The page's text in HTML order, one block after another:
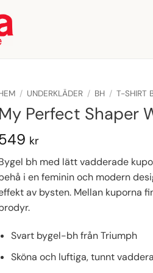
/ UNDERKLÄDER / BH / T-SHIRT
My Perfect Shaper
kr
bh med lätt vadderade
i en feminin och modern
av bysten. Mellan kuporna
Svart bygel-bh från Triumph
Sköna och luftiga, tunnt